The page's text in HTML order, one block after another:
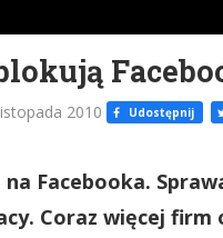
2010 Udostępnij
Facebooka.
Coraz więcej